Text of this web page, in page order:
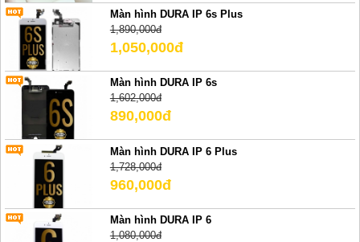
Màn hình DURA IP 6s Plus
1,890,000đ
1,050,000đ
Màn hình DURA IP 6s
1,602,000đ
890,000đ
Màn hình DURA IP 6 Plus
1,728,000đ
960,000đ
Màn hình DURA IP 6
1,080,000đ